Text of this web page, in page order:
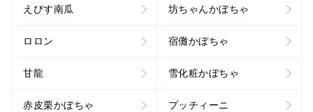
えびす南瓜 坊ちゃんかぼちゃ
ロロン 宿儺かぼちゃ
甘龍 雪化粧かぼちゃ
赤皮栗かぼちゃ プッチィーニ